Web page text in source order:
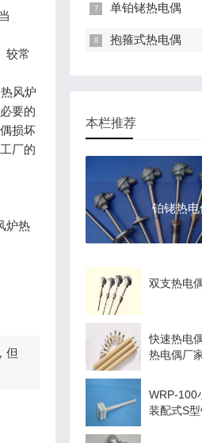
较常
风炉
要的
损坏
厂的
炉热
但
单铂铑热电偶
抱箍式热电偶
本栏推荐
铂铑热电
双支热电
快速热电
热电偶厂
WRP-100
装配式S